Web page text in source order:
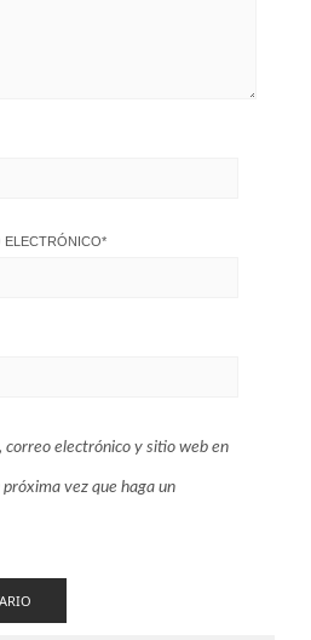
ELECTRÓNICO*
correo electrónico y sitio web en
vez que haga un